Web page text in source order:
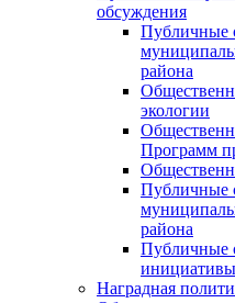
обсуждения
Публичные
района
экологии
Программ
Публичные
района
Публичные
Наградная